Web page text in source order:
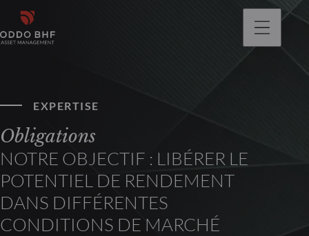
EXPERTISE
Obligations
NOTRE OBJECTIF : LIBÉRER LE
POTENTIEL DE RENDEMENT
DANS DIFFÉRENTES
CONDITIONS DE MARCHÉ